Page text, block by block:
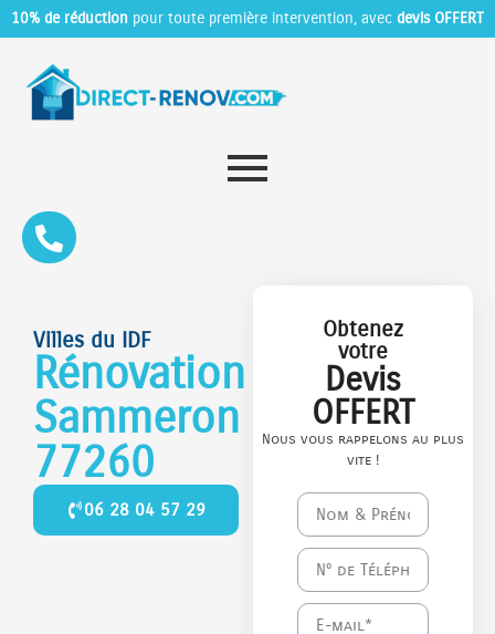
10% de réduction pour toute première intervention, avec devis OFFERT
Villes du IDF
Rénovation
Sammeron
77260
06 28 04 57 29
Obtenez
votre
Devis
OFFERT
Nous vous rappelons au plus
vite !